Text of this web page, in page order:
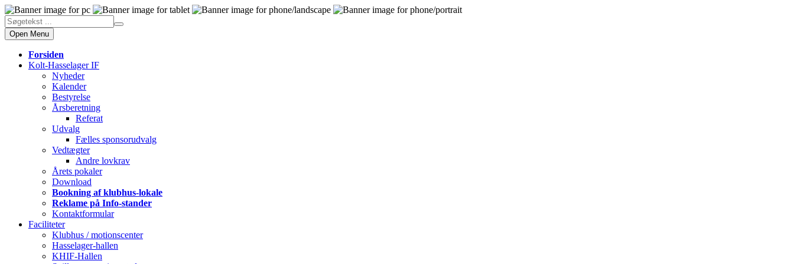
Open Menu
Forsiden
Kolt-Hasselager IF
Nyheder
Kalender
Bestyrelse
Årsberetning
Referat
Udvalg
Fælles sponsorudvalg
Vedtægter
Andre lovkrav
Årets pokaler
Download
Bookning af klubhus-lokale
Reklame på Info-stander
Kontaktformular
Faciliteter
Klubhus / motionscenter
Hasselager-hallen
KHIF-Hallen